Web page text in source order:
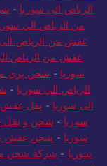
الرياض الى سوريا -
من الرياض الي
عفش من الرياض
عفش من الرياض
سوريا - شحن بري
الرياض الي سوريا -
الى سوريا - نقل عفش
سوريا - شحن و نقل
سوريا - شحن عفش
سوريا - شركة شحن